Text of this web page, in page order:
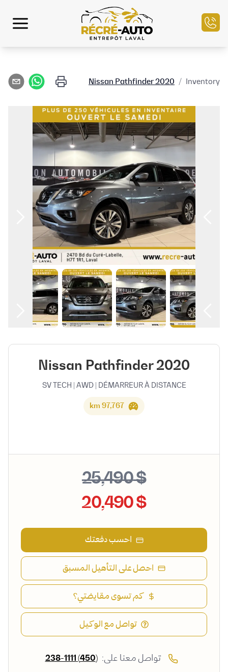
التمويل
بيع سيارتك
مركز الخدمة
تواصل معنا
العربية
Inventory
/
Nissan Pathfinder 2020
Nissan Pathfinder 2020
SV TECH | AWD | DÉMARREUR À DISTANCE
97,767 km
$ 25,490
$ 20,490
احسب دفعتك
احصل على التأهيل المسبق
كم تسوى مقايضتي؟
تواصل مع الوكيل
تواصل معنا على: (450) 238-1111